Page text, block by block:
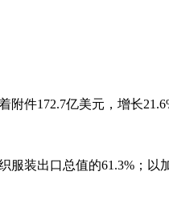
件172.7亿美元，增长
装出口总值的61.3%；以